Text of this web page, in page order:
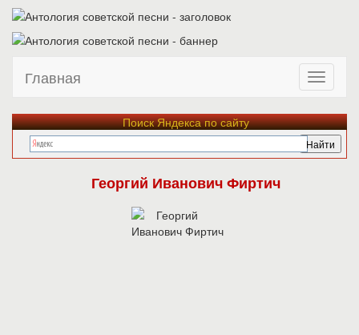
Главная
Поиск Яндекса по сайту
Георгий Иванович Фиртич